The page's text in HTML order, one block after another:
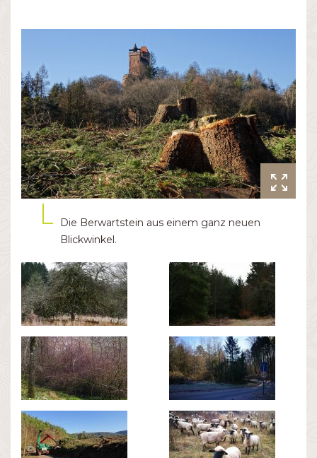
Die Berwartstein aus einem ganz neuen
Blickwinkel.